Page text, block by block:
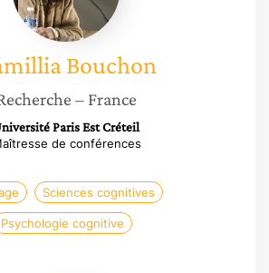
Bouchon
– France
Paris Est Créteil
de conférences
Sciences cognitives
Psychologie cognitive